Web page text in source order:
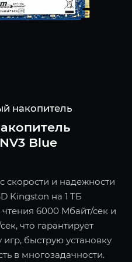
накопитель
Blue
скорости и надежности
Kingston на 1 ТБ
6000 Мбайт/сек и
что гарантирует
быструю установку
в многозадачности.